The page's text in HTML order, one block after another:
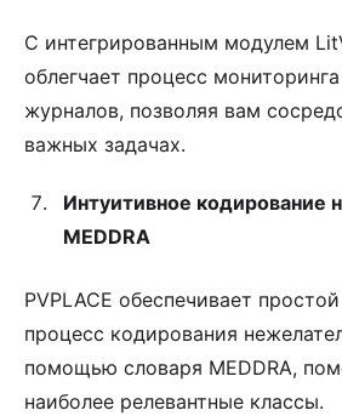
С интегрированным модулем
облегчает процесс
журналов, позволяя вам
важных задачах.
Интуитивное кодирование
MEDDRA
PVPLACE обеспечивает
процесс кодирования
помощью словаря MEDDRA,
наиболее релевантные классы.